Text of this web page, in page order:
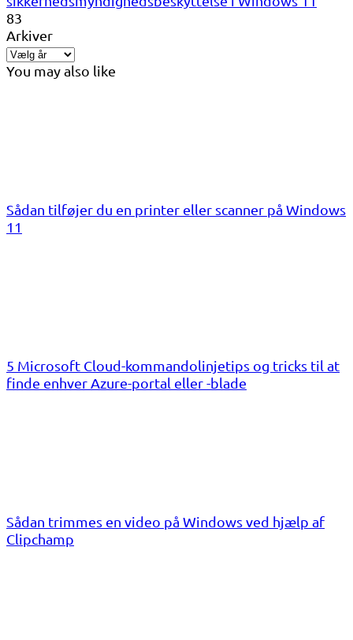
83
Arkiver
You may also like
Sådan tilføjer du en printer eller scanner på Windows
11
5 Microsoft Cloud-kommandolinjetips og tricks til at
finde enhver Azure-portal eller -blade
Sådan trimmes en video på Windows ved hjælp af
Clipchamp